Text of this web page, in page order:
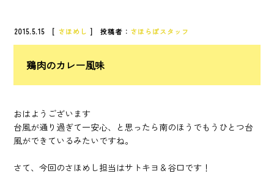
2015.5.15 [ さほめし ] 投稿者： さほらぼスタッフ
鶏肉のカレー風味
おはようございます
台風が通り過ぎて一安心、と思ったら南のほうでもうひとつ台
風ができているみたいですね。
さて、今回のさほめし担当はサトキヨ＆谷口です！